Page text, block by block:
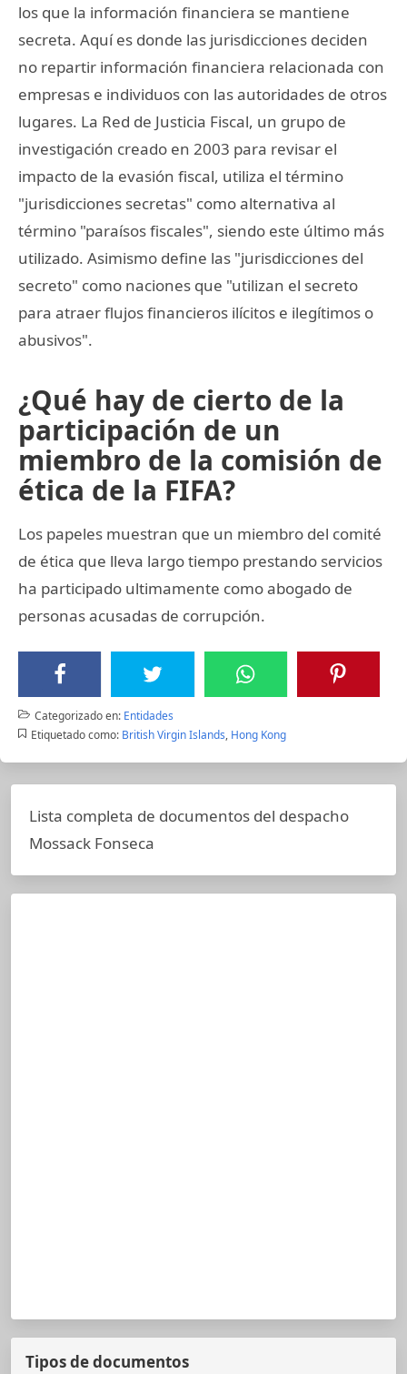
los que la información financiera se mantiene
secreta. Aquí es donde las jurisdicciones deciden
no repartir información financiera relacionada con
empresas e individuos con las autoridades de otros
lugares. La Red de Justicia Fiscal, un grupo de
investigación creado en 2003 para revisar el
impacto de la evasión fiscal, utiliza el término
"jurisdicciones secretas" como alternativa al
término "paraísos fiscales", siendo este último más
utilizado. Asimismo define las "jurisdicciones del
secreto" como naciones que "utilizan el secreto
para atraer flujos financieros ilícitos e ilegítimos o
abusivos".
¿Qué hay de cierto de la
participación de un
miembro de la comisión de
ética de la FIFA?
Los papeles muestran que un miembro del comité
de ética que lleva largo tiempo prestando servicios
ha participado ultimamente como abogado de
personas acusadas de corrupción.
Categorizado en: Entidades
Etiquetado como: British Virgin Islands, Hong Kong
Lista completa de documentos del despacho
Mossack Fonseca
Tipos de documentos